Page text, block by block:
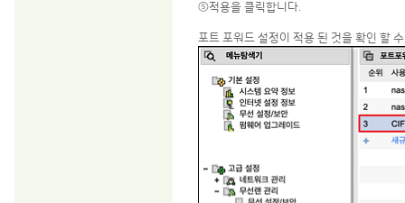
⑤적용을 클릭합니다.
포트 포워드 설정이 적용 된 것을 확인 할